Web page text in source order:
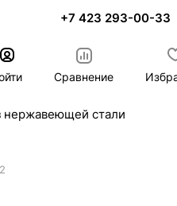
+7 423 293-00-33
Сравнение
нержавеющей стали